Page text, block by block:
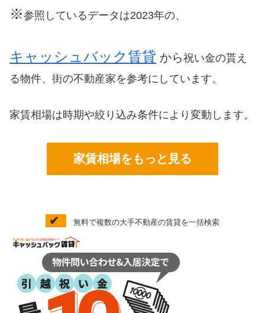
※参照しているデータは2023年の、
キャッシュバック賃貸 から祝い金の貰え
る物件、街の不動産家を参考にしています。
家賃相場は時期や絞り込み条件により変動します。
家賃相場をもっと見る
✔ 無料で複数の大手不動産の賃貸を一括検索